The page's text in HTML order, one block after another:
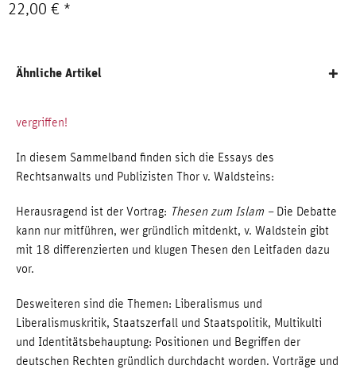
22,00 € *
Ähnliche Artikel
vergriffen!
In diesem Sammelband finden sich die Essays des
Rechtsanwalts und Publizisten Thor v. Waldsteins:
Herausragend ist der Vortrag: Thesen zum Islam – Die Debatte
kann nur mitführen, wer gründlich mitdenkt, v. Waldstein gibt
mit 18 differenzierten und klugen Thesen den Leitfaden dazu
vor.
Desweiteren sind die Themen: Liberalismus und
Liberalismuskritik, Staatszerfall und Staatspolitik, Multikulti
und Identitätsbehauptung: Positionen und Begriffen der
deutschen Rechten gründlich durchdacht worden. Vorträge und